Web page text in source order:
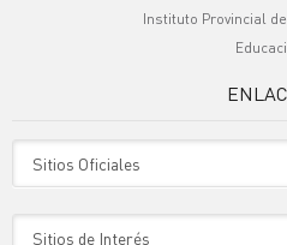
Instituto Provincial